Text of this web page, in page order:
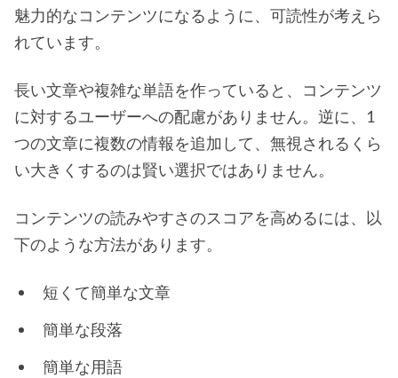
魅力的なコンテンツになるように、可読性が考えら
れています。
長い文章や複雑な単語を作っていると、コンテンツ
に対するユーザーへの配慮がありません。逆に、1
つの文章に複数の情報を追加して、無視されるくら
い大きくするのは賢い選択ではありません。
コンテンツの読みやすさのスコアを高めるには、以
下のような方法があります。
短くて簡単な文章
簡単な段落
簡単な用語